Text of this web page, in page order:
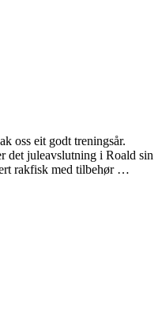
oss eit godt treningsår.
det juleavslutning i Roald sin
rakfisk med tilbehør …